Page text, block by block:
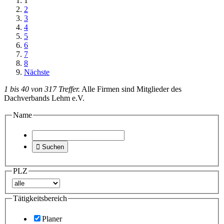
2
3
4
5
6
7
8
Nächste
1 bis 40 von 317 Treffer. Alle Firmen sind Mitglieder des
Dachverbands Lehm e.V.
Name
 Suchen
PLZ
Tätigkeitsbereich
Planer